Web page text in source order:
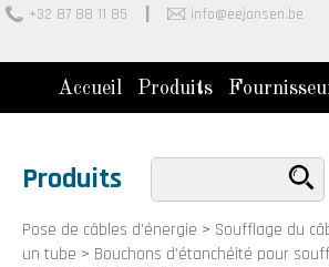
+32 87 88 11 85 info@eejansen.be
Accueil Produits
Produits
Pose de câbles d'énergie > Soufflage du
un tube > Bouchons d'étanchéité pour